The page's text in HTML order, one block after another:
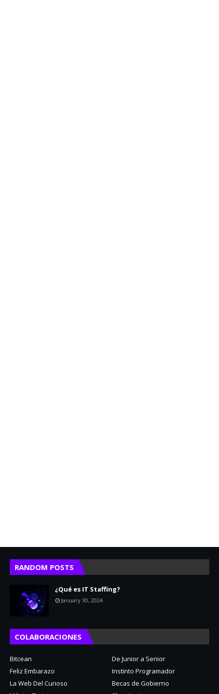
RANDOM POSTS
¿Qué es IT Staffing?
January 30, 2024
COLABORACIONES
Bitcean
De Junior a Senior
Feliz Embarazo
Instinto Programador
La Web Del Curioso
Becas de Gobierno